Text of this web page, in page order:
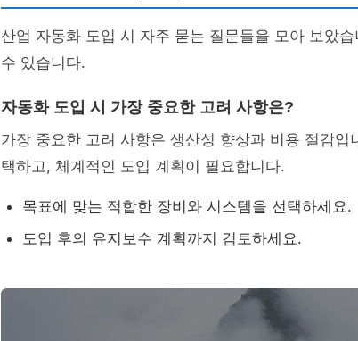
산업 자동화 도입 시 자주 묻는 질문들을 모아 보았
수 있습니다.
자동화 도입 시 가장 중요한 고려 사항은?
가장 중요한 고려 사항은 생산성 향상과 비용 절감
택하고, 체계적인 도입 계획이 필요합니다.
목표에 맞는 적합한 장비와 시스템을 선택하세요.
도입 후의 유지보수 계획까지 검토하세요.